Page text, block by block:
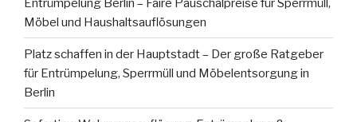
Entrümpelung Berlin – Faire Pauschalpreise für Sperrmüll,
Möbel und Haushaltsauflösungen
Platz schaffen in der Hauptstadt – Der große Ratgeber
für Entrümpelung, Sperrmüll und Möbelentsorgung in
Berlin